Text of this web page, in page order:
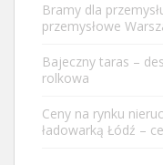
Bramy dla
przemysłowe
Bajeczny taras –
rolkowa
Ceny na rynku
ładowarką Łódź –